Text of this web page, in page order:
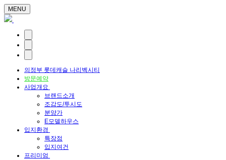
MENU
의정부 롯데캐슬 나리벡시티
방문예약
사업개요
브랜드소개
조감도/투시도
분양가
E모델하우스
입지환경
특장점
입지여건
프리미엄